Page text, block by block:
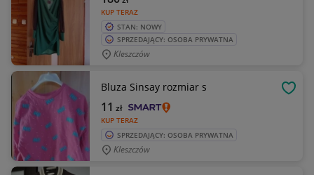
KUP TERAZ
STAN: NOWY
SPRZEDAJĄCY: OSOBA PRYWATNA
Kleszczów
Bluza Sinsay rozmiar s
KUP TERAZ
11 zł
SPRZEDAJĄCY: OSOBA PRYWATNA
Kleszczów